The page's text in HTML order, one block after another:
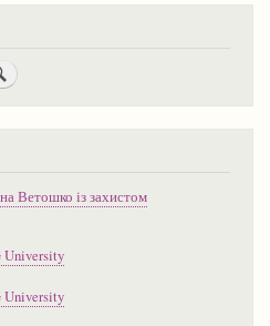
Ветошко із захистом
University
University